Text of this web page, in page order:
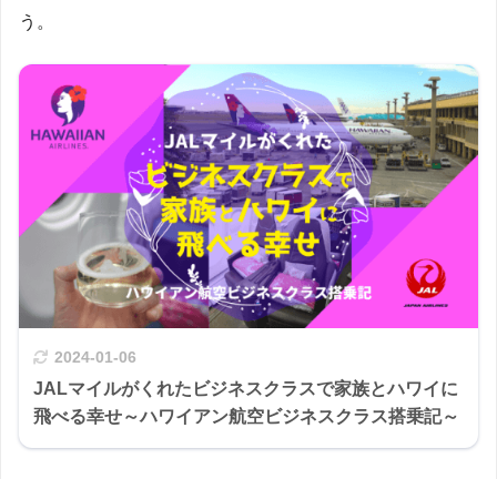
う。
2024-01-06
JALマイルがくれたビジネスクラスで家族とハワイに
飛べる幸せ～ハワイアン航空ビジネスクラス搭乗記～